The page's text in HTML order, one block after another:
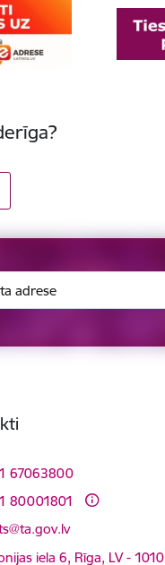
67063800
80001801
iela 6, Rīga, LV - 1010